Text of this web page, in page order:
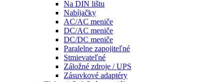
Na DIN lištu
Nabíjačky
AC/AC meniče
DC/AC meniče
DC/DC meniče
Paralelne zapojiteľné
Stmievateľné
Záložné zdroje / UPS
Zásuvkové adaptéry